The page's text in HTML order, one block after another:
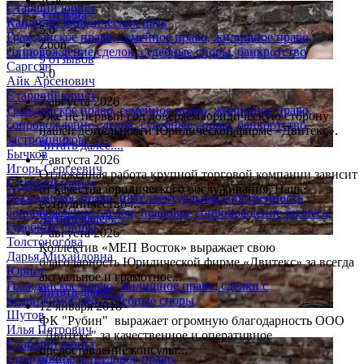
Старший юрист
Кандидат юридических наук
Гражданское право, семейное право, жилищное право,
сопровождение сделок, судебные споры, банкротство
Саргсян
Айк Арсенович
Старший юрист
Гражданское право, семейное право, жилищное право,
сопровождение сделок, судебные споры, банкротство
застройщиков
Бычков
Игорь Сергеевич
Старший юрист
Гражданское право, интеллектуальная собственность,
сопровождение сделок, правовое сопровождение бизнеса,
судебные споры
Толстоногова
Дарья Михайловна
Юрист
Гражданское право, жилищное право, сделки с
недвижимостью, судебные споры
Шутов
Илья Петрович
Старший юрист
Спортивное и трудовое право
3 отзыва
5.0
Zoon
9 отзывов
5.0
7 августа 2026
Уже не первый год доверяем юридическую сторону
нашей деятельности Юридической фирме «Двитекс».
Читать далее....
7 августа 2026
Отлаженная работа крупной торговой компании зависит
от качества юридического обслуживания. Наше
сотрудничество ...
Читать далее....
7 августа 2026
Коллектив «МЕП Восток» выражает свою
благодарность Юридической фирме «Двитекс» за всегда
актуальное и грамотное...
Читать далее....
12 января 2018
ФК "Рубин" выражает огромную благодарность ООО
"Двитекс" за качественное и оперативное
предоставление консульт...